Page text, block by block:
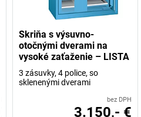
Skriňa s výsuvno-
otočnými dverami na
vysoké zaťaženie – LISTA
3 zásuvky, 4 police, so
sklenenými dverami
bez DPH
3.150,- €